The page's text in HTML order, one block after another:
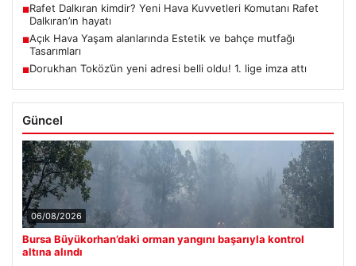
■Rafet Dalkıran kimdir? Yeni Hava Kuvvetleri Komutanı Rafet
Dalkıran’ın hayatı
■Açık Hava Yaşam alanlarında Estetik ve bahçe mutfağı
Tasarımları
■Dorukhan Toköz’ün yeni adresi belli oldu! 1. lige imza attı
Güncel
06/08/2026
Bursa Büyükorhan’daki orman yangını başarıyla kontrol
altına alındı